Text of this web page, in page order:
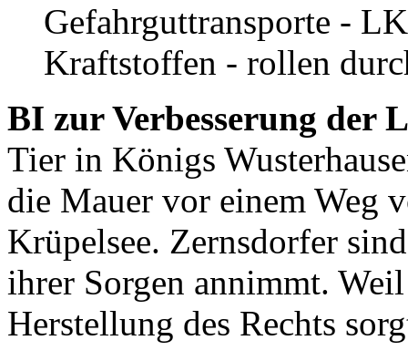
Gefahrguttransporte -
Kraftstoffen - rollen
BI zur Verbesserung der
Tier in Königs
die Mauer vor einem Weg
Krüpelsee. Zernsdorfer
ihrer Sorgen annimmt.
Herstellung des Rechts